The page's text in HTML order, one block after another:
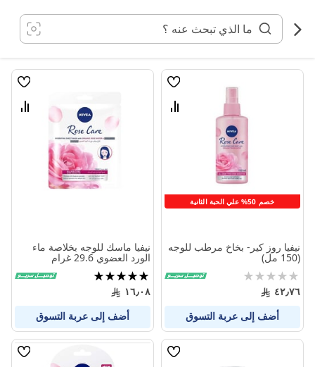
المحتوى
خصم 50% علي الحبة الثانية
قائمة
قارن
نيفيا روز كير- بخاخ مرطب للوجه
(150 مل)
Rating:
0%
٤٢٫٧٦
أضف إلى عربة التسوق
قائمة
قارن
نيفيا ماسك للوجه بخلاصة ماء
الورد العضوي 29.6 غرام
تقييم:
100%
١٦٫٠٨
أضف إلى عربة التسوق
قائمة
قائمة